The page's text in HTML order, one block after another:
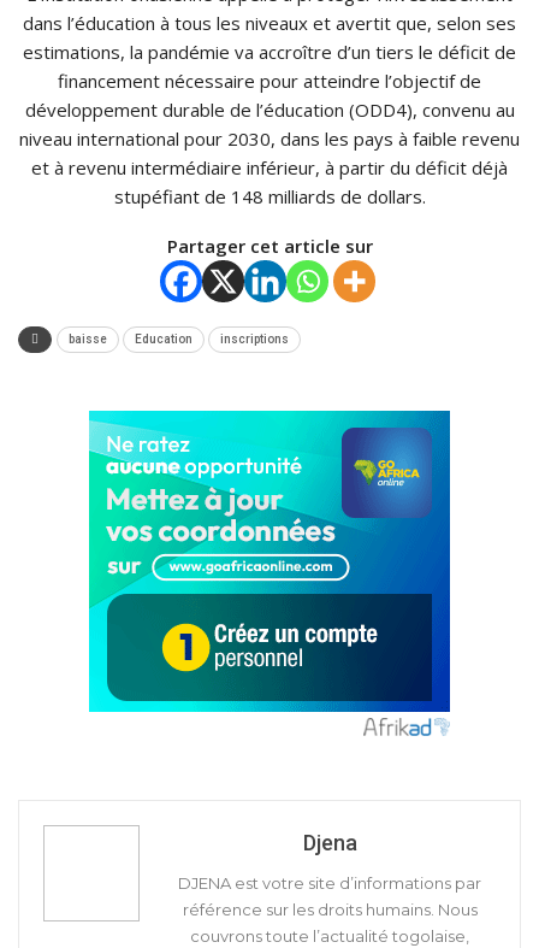
dans l’éducation à tous les niveaux et avertit que, selon ses
estimations, la pandémie va accroître d’un tiers le déficit de
financement nécessaire pour atteindre l’objectif de
développement durable de l’éducation (ODD4), convenu au
niveau international pour 2030, dans les pays à faible revenu
et à revenu intermédiaire inférieur, à partir du déficit déjà
stupéfiant de 148 milliards de dollars.
Partager cet article sur
baisse Education inscriptions
Djena
DJENA est votre site d’informations par
référence sur les droits humains. Nous
couvrons toute l’actualité togolaise,